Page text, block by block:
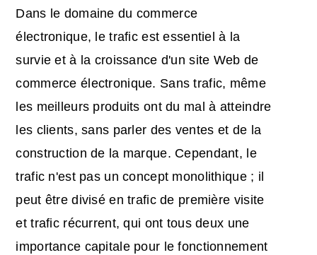
Dans le domaine du commerce
électronique, le trafic est essentiel à la
survie et à la croissance d'un site Web de
commerce électronique. Sans trafic, même
les meilleurs produits ont du mal à atteindre
les clients, sans parler des ventes et de la
construction de la marque. Cependant, le
trafic n'est pas un concept monolithique ; il
peut être divisé en trafic de première visite
et trafic récurrent, qui ont tous deux une
importance capitale pour le fonctionnement